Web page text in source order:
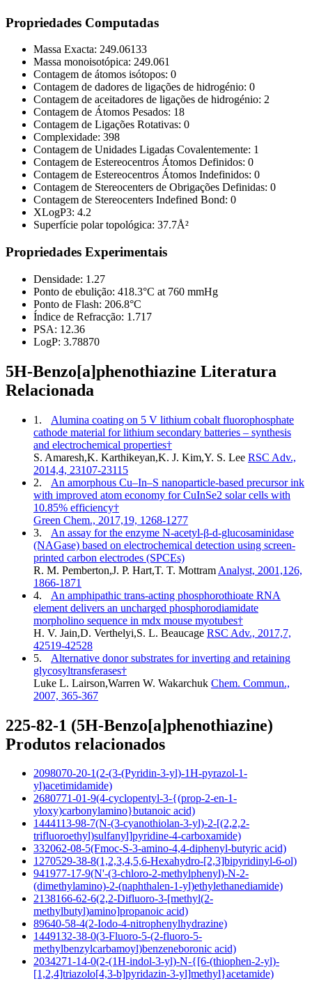
Propriedades Computadas
Massa Exacta: 249.06133
Massa monoisotópica: 249.061
Contagem de átomos isótopos: 0
Contagem de dadores de ligações de hidrogénio: 0
Contagem de aceitadores de ligações de hidrogénio: 2
Contagem de Átomos Pesados: 18
Contagem de Ligações Rotativas: 0
Complexidade: 398
Contagem de Unidades Ligadas Covalentemente: 1
Contagem de Estereocentros Átomos Definidos: 0
Contagem de Estereocentros Átomos Indefinidos: 0
Contagem de Stereocenters de Obrigações Definidas: 0
Contagem de Stereocenters Indefined Bond: 0
XLogP3: 4.2
Superfície polar topológica: 37.7Å²
Propriedades Experimentais
Densidade: 1.27
Ponto de ebulição: 418.3°C at 760 mmHg
Ponto de Flash: 206.8°C
Índice de Refracção: 1.717
PSA: 12.36
LogP: 3.78870
5H-Benzo[a]phenothiazine Literatura
Relacionada
1.
Alumina coating on 5 V lithium cobalt fluorophosphate
cathode material for lithium secondary batteries – synthesis
and electrochemical properties†
S. Amaresh,K. Karthikeyan,K. J. Kim,Y. S. Lee RSC Adv.,
2014,4, 23107-23115
2.
An amorphous Cu–In–S nanoparticle-based precursor ink
with improved atom economy for CuInSe2 solar cells with
10.85% efficiency†
Green Chem., 2017,19, 1268-1277
3.
An assay for the enzyme N-acetyl-β-d-glucosaminidase
(NAGase) based on electrochemical detection using screen-
printed carbon electrodes (SPCEs)
R. M. Pemberton,J. P. Hart,T. T. Mottram Analyst, 2001,126,
1866-1871
4.
An amphipathic trans-acting phosphorothioate RNA
element delivers an uncharged phosphorodiamidate
morpholino sequence in mdx mouse myotubes†
H. V. Jain,D. Verthelyi,S. L. Beaucage RSC Adv., 2017,7,
42519-42528
5.
Alternative donor substrates for inverting and retaining
glycosyltransferases†
Luke L. Lairson,Warren W. Wakarchuk Chem. Commun.,
2007, 365-367
225-82-1 (5H-Benzo[a]phenothiazine)
Produtos relacionados
2098070-20-1(2-(3-(Pyridin-3-yl)-1H-pyrazol-1-
yl)acetimidamide)
2680771-01-9(4-cyclopentyl-3-{(prop-2-en-1-
yloxy)carbonylamino}butanoic acid)
1444113-98-7(N-(3-cyanothiolan-3-yl)-2-[(2,2,2-
trifluoroethyl)sulfanyl]pyridine-4-carboxamide)
332062-08-5(Fmoc-S-3-amino-4,4-diphenyl-butyric acid)
1270529-38-8(1,2,3,4,5,6-Hexahydro-[2,3]bipyridinyl-6-ol)
941977-17-9(N'-(3-chloro-2-methylphenyl)-N-2-
(dimethylamino)-2-(naphthalen-1-yl)ethylethanediamide)
2138166-62-6(2,2-Difluoro-3-[methyl(2-
methylbutyl)amino]propanoic acid)
89640-58-4(2-Iodo-4-nitrophenylhydrazine)
1449132-38-0(3-Fluoro-5-(2-fluoro-5-
methylbenzylcarbamoyl)benzeneboronic acid)
2034271-14-0(2-(1H-indol-3-yl)-N-{[6-(thiophen-2-yl)-
[1,2,4]triazolo[4,3-b]pyridazin-3-yl]methyl}acetamide)